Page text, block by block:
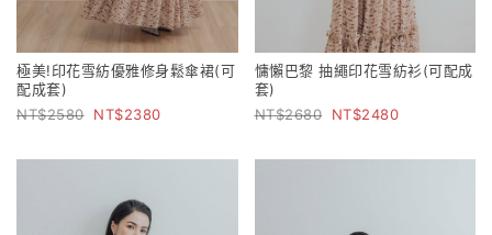
極美!印花雪紡優雅修身鬆傘裙(可
配成套)
2580
2380
慵懶巴黎 抽繩印花雪紡衫(可配成
套)
2680
2480